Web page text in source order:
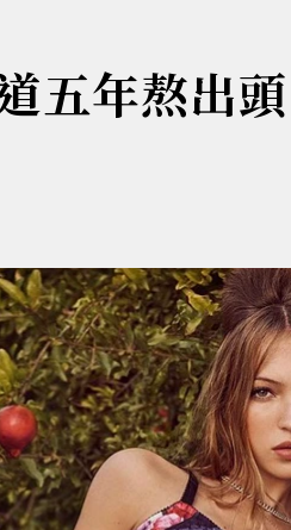
五年熬出